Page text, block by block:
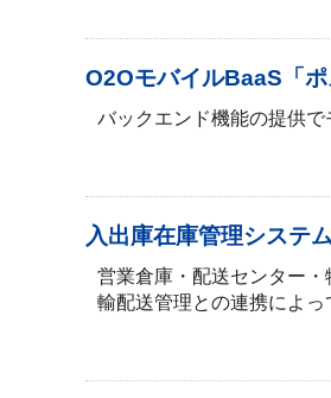
O2OモバイルBaaS「ポ
バックエンド機能の提供
入出庫在庫管理システ
営業倉庫・配送センター
輸配送管理との連携によっ